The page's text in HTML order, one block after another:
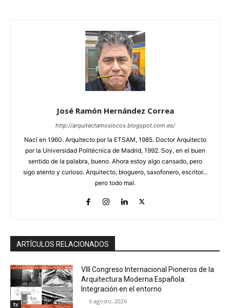
José Ramón Hernández Correa
http://arquitectamoslocos.blogspot.com.es/
Nací en 1960. Arquitecto por la ETSAM, 1985. Doctor Arquitecto
por la Universidad Politécnica de Madrid, 1992. Soy, en el buen
sentido de la palabra, bueno. Ahora estoy algo cansado, pero
sigo atento y curioso. Arquitecto, bloguero, saxofonero, escritor...
pero todo mal.
ARTÍCULOS RELACIONADOS
tv
VIII Congreso Internacional Pioneros de la
Arquitectura Moderna Española:
Integración en el entorno
6 agosto, 2026